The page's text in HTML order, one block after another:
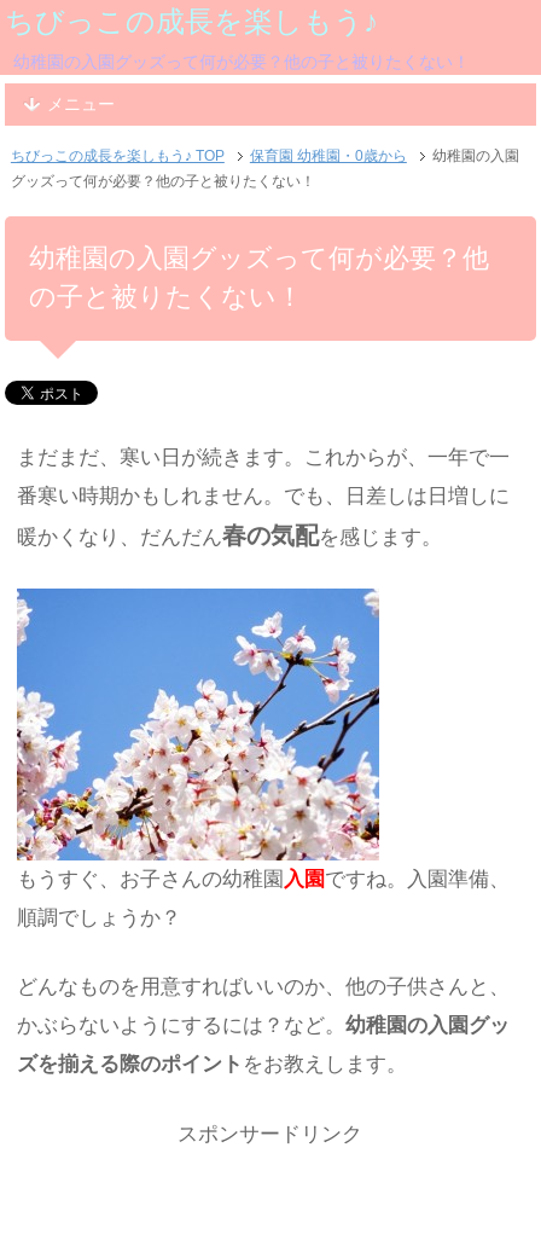
ちびっこの成長を楽しもう♪
幼稚園の入園グッズって何が必要？他の子と被りたくない！
メニュー
ちびっこの成長を楽しもう♪ TOP 保育園 幼稚園・0歳から
幼稚園の入園
グッズって何が必要？他の子と被りたくない！
幼稚園の入園グッズって何が必要？他
の子と被りたくない！
まだまだ、寒い日が続きます。これからが、一年で一
番寒い時期かもしれません。でも、日差しは日増しに
暖かくなり、だんだん春の気配を感じます。
もうすぐ、お子さんの幼稚園 入園ですね。入園準備、
順調でしょうか？
どんなものを用意すればいいのか、他の子供さんと、
かぶらないようにするには？など。幼稚園の入園グッ
ズを揃える際のポイント をお教えします。
スポンサードリンク